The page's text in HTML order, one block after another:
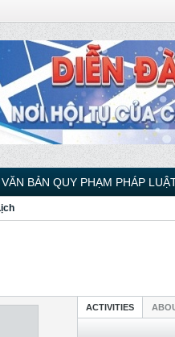
BẢN QUY PHẠM PHÁP
ACTIVITIES